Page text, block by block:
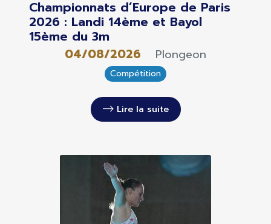
Championnats d’Europe de Paris
2026 : Landi 14ème et Bayol
15ème du 3m
04/08/2026 Plongeon
Compétition
Lire la suite